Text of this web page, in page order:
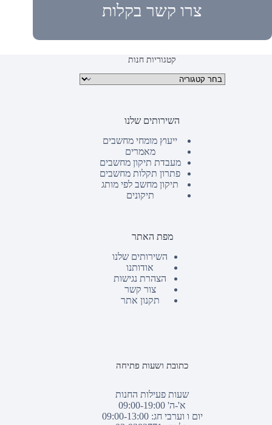
צרו קשר בקלות
קטגוריות חנות
קטגוריות מוצרים
השירותים שלנו
ייעוץ מומחי מחשבים
מאמרים
מעבדת תיקון מחשבים
פתרון תקלות מחשבים
תיקון מחשב לפי מותג
תיקונים
מפת האתר
השירותים שלנו
אודותנו
הצהרת נגישות
צור קשר
תקנון אתר
כתובת ושעות פתיחה
שעות פעילות החנות
א'-ה' 09:00-19:00
יום ו וערבי חג: 09:00-13:00